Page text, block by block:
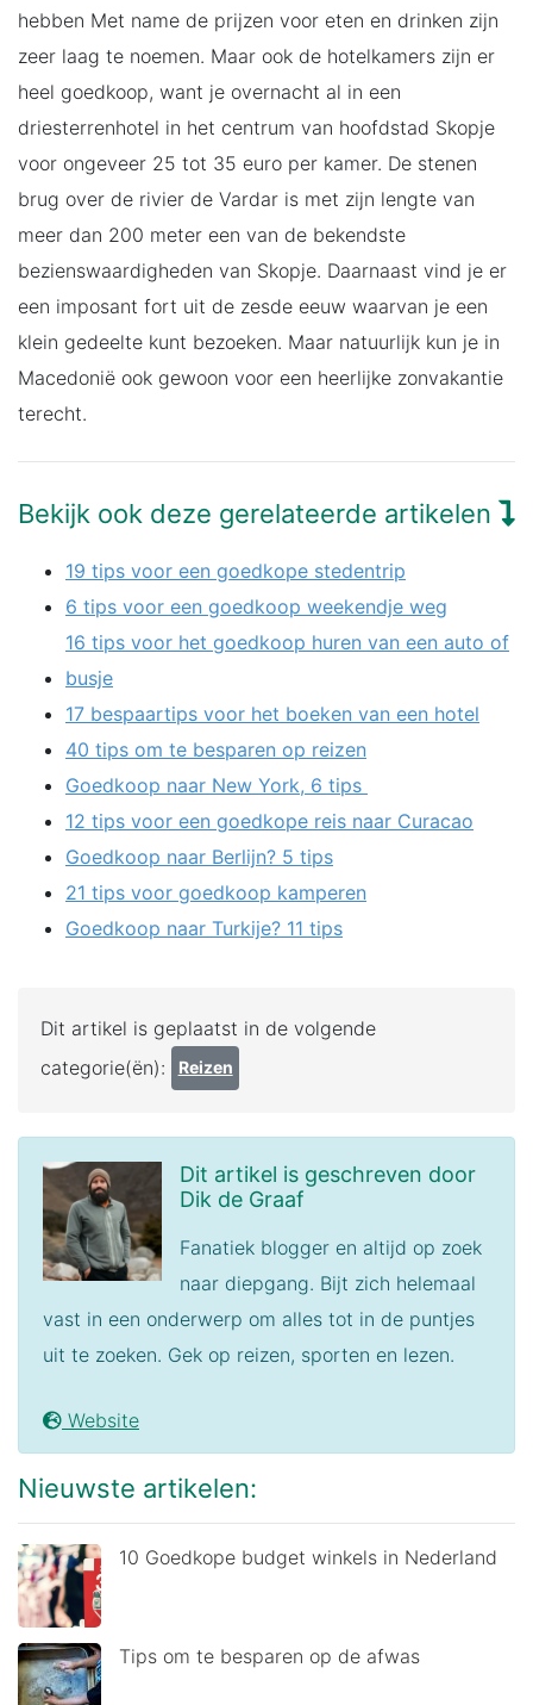
hebben Met name de prijzen voor eten en drinken zijn
zeer laag te noemen. Maar ook de hotelkamers zijn er
heel goedkoop, want je overnacht al in een
driesterrenhotel in het centrum van hoofdstad Skopje
voor ongeveer 25 tot 35 euro per kamer. De stenen
brug over de rivier de Vardar is met zijn lengte van
meer dan 200 meter een van de bekendste
bezienswaardigheden van Skopje. Daarnaast vind je er
een imposant fort uit de zesde eeuw waarvan je een
klein gedeelte kunt bezoeken. Maar natuurlijk kun je in
Macedonië ook gewoon voor een heerlijke zonvakantie
terecht.
Bekijk ook deze gerelateerde artikelen
19 tips voor een goedkope stedentrip
6 tips voor een goedkoop weekendje weg
16 tips voor het goedkoop huren van een auto of
busje
17 bespaartips voor het boeken van een hotel
40 tips om te besparen op reizen
Goedkoop naar New York, 6 tips
12 tips voor een goedkope reis naar Curacao
Goedkoop naar Berlijn? 5 tips
21 tips voor goedkoop kamperen
Goedkoop naar Turkije? 11 tips
Dit artikel is geplaatst in de volgende
categorie(ën):
Reizen
Dit artikel is geschreven door
Dik de Graaf
Fanatiek blogger en altijd op zoek
naar diepgang. Bijt zich helemaal
vast in een onderwerp om alles tot in de puntjes
uit te zoeken. Gek op reizen, sporten en lezen.
Website
Nieuwste artikelen:
10 Goedkope budget winkels in Nederland
Tips om te besparen op de afwas